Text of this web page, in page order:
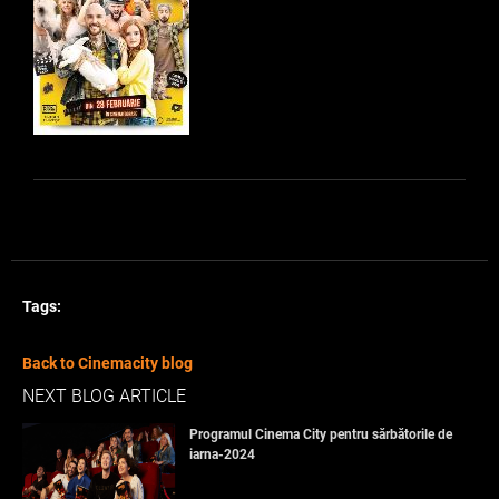
Tags:
Back to Cinemacity blog
NEXT BLOG ARTICLE
Programul Cinema City pentru sărbătorile de
iarna-2024